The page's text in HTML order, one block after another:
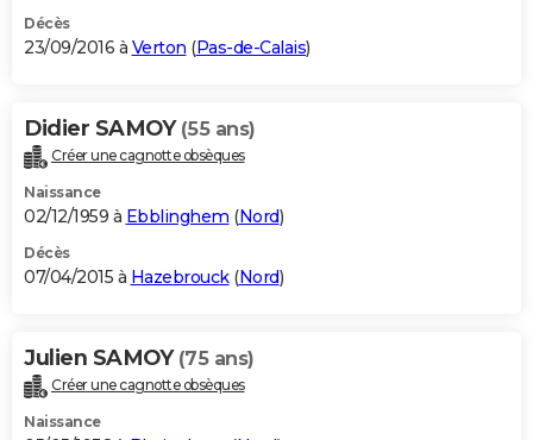
Décès
23/09/2016 à Verton (Pas-de-Calais)
Didier SAMOY (55 ans)
Créer une cagnotte obsèques
Naissance
02/12/1959 à Ebblinghem (Nord)
Décès
07/04/2015 à Hazebrouck(Nord)
Julien SAMOY (75 ans)
Créer une cagnotte obsèques
Naissance